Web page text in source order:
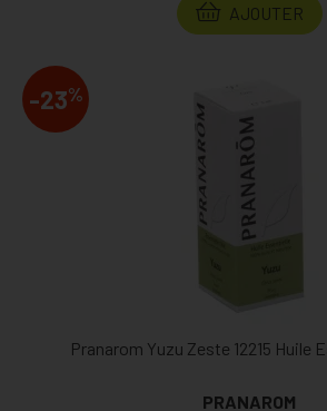
AJOUTER
-23%
Pranarom Yuzu Zeste 12215 Huile
PRANAROM